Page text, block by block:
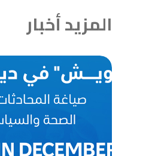
المزيد أخبار